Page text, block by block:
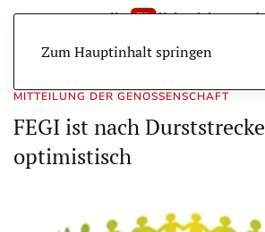
Zum Hauptinhalt springen
MITTEILUNG DER GENOSSENSCHAFT
FEGI ist nach Durststrecke
optimistisch